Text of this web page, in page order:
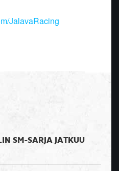
JalavaRacing
SM-SARJA JATKUU